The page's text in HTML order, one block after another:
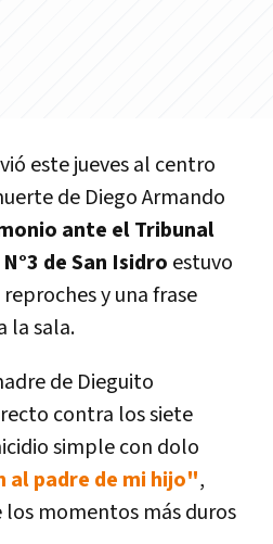
este jueves al centro
de Diego Armando
ante el Tribunal
de San Isidro estuvo
y una frase
la sala.
de Dieguito
contra los siete
simple con dolo
al padre de mi hijo",
momentos más duros